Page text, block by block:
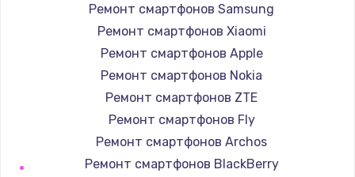
Ремонт смартфонов Samsung
Ремонт смартфонов Xiaomi
Ремонт смартфонов Apple
Ремонт смартфонов Nokia
Ремонт смартфонов ZTE
Ремонт смартфонов Fly
Ремонт смартфонов Archos
Ремонт смартфонов BlackBerry